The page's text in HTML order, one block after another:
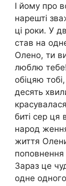
І йому про
нарешті
ці роки. У
став на
Олено, ти
люблю
обіцяю
десять
биті сер ця
народ
життя
поповнення
Зараз це
одне